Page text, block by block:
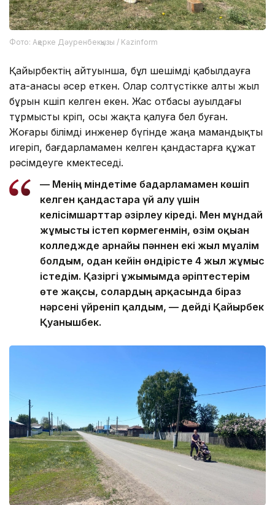
Фото: Ақерке Дәуренбекқызы / Kazinform
Қайырбектің айтуынша, бұл шешімді қабылдауға
ата-анасы әсер еткен. Олар солтүстікке алты жыл
бұрын көшіп келген екен. Жас отбасы ауылдағы
тұрмысты көріп, осы жақта қалуға бел буған.
Жоғары білімді инженер бүгінде жаңа мамандықты
игеріп, бағдарламамен келген қандастарға құжат
рәсімдеуге көмектеседі.
— Менің міндетіме бағдарламамен көшіп
келген қандастарға үй алу үшін
келісімшарттар әзірлеу кіреді. Мен мұндай
жұмысты істеп көрмегенмін, өзім оқыған
колледжде арнайы пәннен екі жыл мұғалім
болдым, одан кейін өндірісте 4 жыл жұмыс
істедім. Қазіргі ұжымымда әріптестерім
өте жақсы, солардың арқасында біраз
нәрсені үйреніп қалдым, — дейді Қайырбек
Қуанышбек.